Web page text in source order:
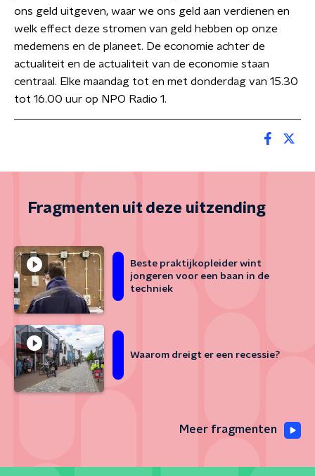
ons geld uitgeven, waar we ons geld aan verdienen en
welk effect deze stromen van geld hebben op onze
medemens en de planeet. De economie achter de
actualiteit en de actualiteit van de economie staan
centraal. Elke maandag tot en met donderdag van 15.30
tot 16.00 uur op NPO Radio 1.
Fragmenten uit deze uitzending
Beste praktijkopleider wint
jongeren voor een baan in de
techniek
Waarom dreigt er een recessie?
Meer fragmenten